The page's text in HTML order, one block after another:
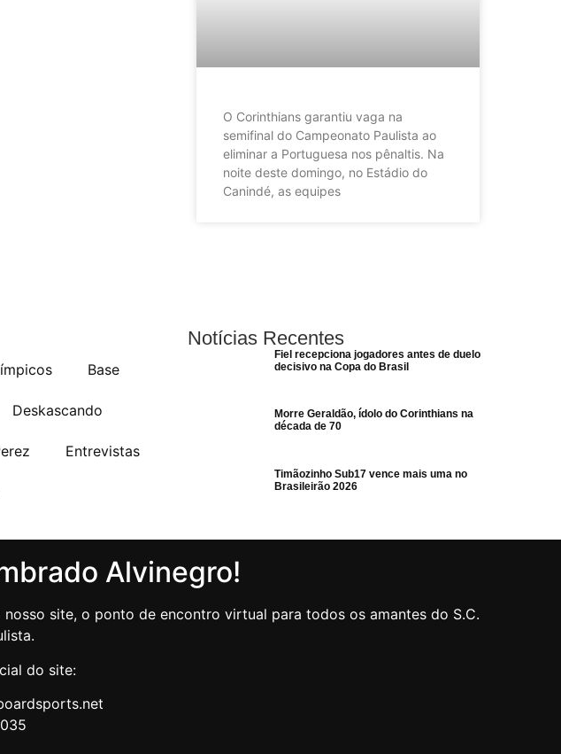
O Corinthians garantiu vaga na
semifinal do Campeonato Paulista ao
eliminar a Portuguesa nos pênaltis. Na
noite deste domingo, no Estádio do
Canindé, as equipes
Base
Deskascando
Entrevistas
Notícias Recentes
Fiel recepciona jogadores antes de duelo
decisivo na Copa do Brasil
Morre Geraldão, ídolo do Corinthians na
década de 70
Timãozinho Sub17 vence mais uma no
Brasileirão 2026
Alvinegro!
site, o ponto de encontro virtual para todos os amantes do S.C.
do site: